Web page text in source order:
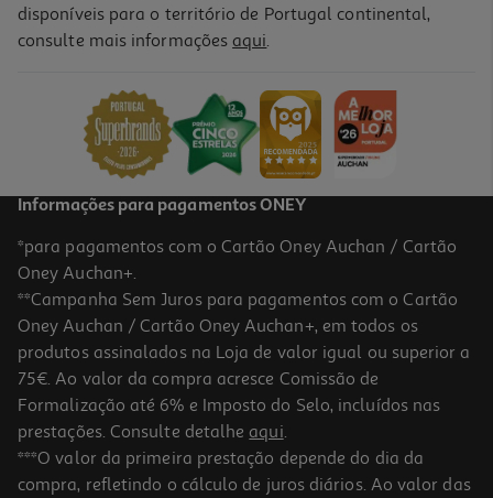
Livro Virar O Jogo De Liz Tomforde
PVP de editor
20,61 €
-10%
Livro Verão Em Nova Iorque
17.55 €/un
disponíveis para o território de Portugal continental,
consulte mais informações aqui.
Informações para pagamentos ONEY
*para pagamentos com o Cartão Oney Auchan / Cartão
Oney Auchan+.
**Campanha Sem Juros para pagamentos com o Cartão
Oney Auchan / Cartão Oney Auchan+, em todos os
produtos assinalados na Loja de valor igual ou superior a
75€. Ao valor da compra acresce Comissão de
Formalização até 6% e Imposto do Selo, incluídos nas
prestações. Consulte detalhe aqui.
***O valor da primeira prestação depende do dia da
compra, refletindo o cálculo de juros diários. Ao valor das